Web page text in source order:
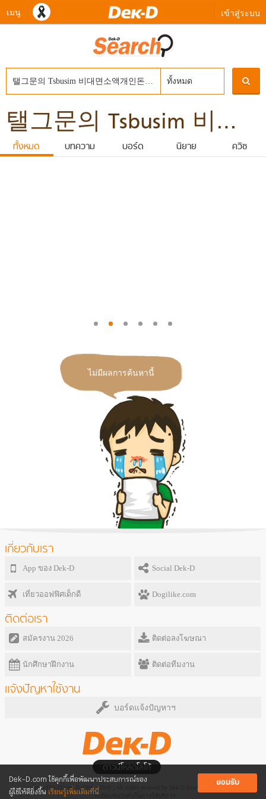
เมนู เข้าสู่ระบบ
Dek-D.com ใช้คุกกี้เพื่อพัฒนาประสบการณ์ของ
ผู้ใช้ให้ดียิ่งขึ้น เรียนรู้เพิ่มเติมที่นี่
ยอมรับ
ทั้งหมด
탤그문의 Tsbusim 비대면소액개인돈대출 탬스뷰선불유심내구제 김천시간편긴급생계자금지원 15만원급한돈드려요 선불폰유심매매
ทั้งหมด บทความ บอร์ด นิยาย ควิซ
ไม่มีผลการค้นหานี้
เกี่ยวกับเรา
App ของ Dek-D Social Dek-D
เที่ยวออฟฟิศเด็กดี Dogilike.com
ติดต่อเรา
สมัครงาน 2026 ติดต่อลงโฆษณา
นักศึกษาฝึกงาน ติดต่อทีมงาน
แจ้งปัญหาใช้งาน
บอร์ดแจ้งปัญหาฯ
ดาวน์โหลดโลโก้
www.Dek-D.com © 1999 - 2026 ; All rights reserved by Dek-D Interactive Co.,Ltd.
ระเบียบข้อบังคับในการใช้บริการ